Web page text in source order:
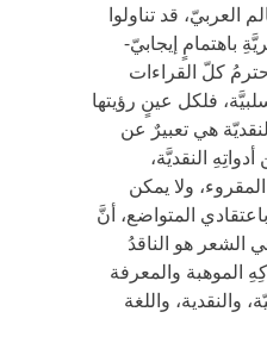
العربيّ، قد تناولوا
باهتمامٍ إيجابيّ-
كلّ القراءات
فلكل عينٍ رؤيتها
هي تعبيرٌ عن
النقديَّة،
ولا يمكن
المتواضع، أنَّ
الشعر هو الناقدُ
الموهبة والمعرفة
والنقدية، واللغة